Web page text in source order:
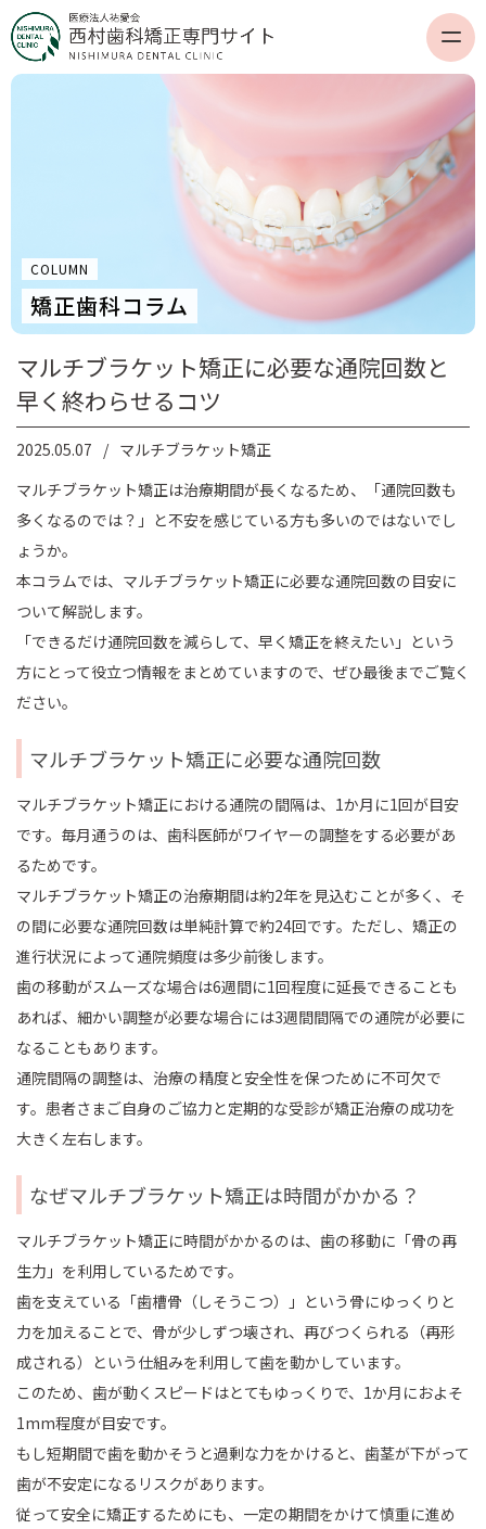
COLUMN
矯正歯科コラム
マルチブラケット矯正に必要な通院回数と
早く終わらせるコツ
2025.05.07
マルチブラケット矯正
マルチブラケット矯正は治療期間が長くなるため、「通院回数も
多くなるのでは？」と不安を感じている方も多いのではないでし
ょうか。
本コラムでは、マルチブラケット矯正に必要な通院回数の目安に
ついて解説します。
「できるだけ通院回数を減らして、早く矯正を終えたい」という
方にとって役立つ情報をまとめていますので、ぜひ最後までご覧く
ださい。
マルチブラケット矯正に必要な通院回数
マルチブラケット矯正における通院の間隔は、1か月に1回が目安
です。毎月通うのは、歯科医師がワイヤーの調整をする必要があ
るためです。
マルチブラケット矯正の治療期間は約2年を見込むことが多く、そ
の間に必要な通院回数は単純計算で約24回です。ただし、矯正の
進行状況によって通院頻度は多少前後します。
歯の移動がスムーズな場合は6週間に1回程度に延長できることも
あれば、細かい調整が必要な場合には3週間間隔での通院が必要に
なることもあります。
通院間隔の調整は、治療の精度と安全性を保つために不可欠で
す。患者さまご自身のご協力と定期的な受診が矯正治療の成功を
大きく左右します。
なぜマルチブラケット矯正は時間がかかる？
マルチブラケット矯正に時間がかかるのは、歯の移動に「骨の再
生力」を利用しているためです。
歯を支えている「歯槽骨（しそうこつ）」という骨にゆっくりと
力を加えることで、骨が少しずつ壊され、再びつくられる（再形
成される）という仕組みを利用して歯を動かしています。
このため、歯が動くスピードはとてもゆっくりで、1か月におよそ
1mm程度が目安です。
もし短期間で歯を動かそうと過剰な力をかけると、歯茎が下がって
歯が不安定になるリスクがあります。
従って安全に矯正するためにも、一定の期間をかけて慎重に進め